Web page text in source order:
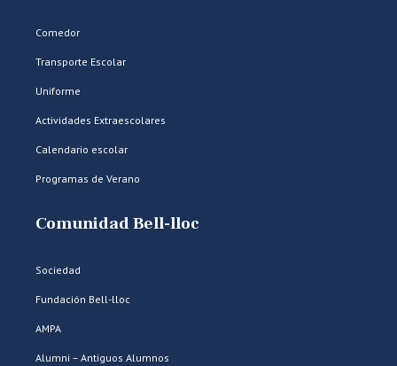
Comedor
Transporte Escolar
Uniforme
Actividades Extraescolares
Calendario escolar
Programas de Verano
Comunidad Bell-lloc
Sociedad
Fundación Bell-lloc
AMPA
Alumni – Antiguos Alumnos